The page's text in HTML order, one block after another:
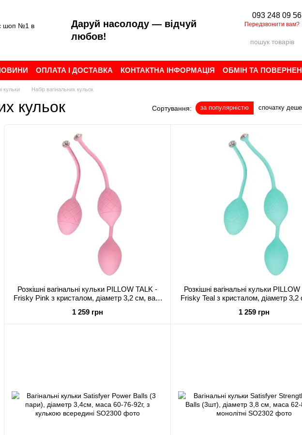
Даруй насолоду — відчуй
любов!
093 248 09 56
Передзвонити вам?
ОПЛАТА І ДОСТАВКА КОНТАКТНА ІНФОРМАЦІЯ
ОБМІН ТА
ОФЕРТА
УГОДА КОРИСТУВАЧА БРЕНДИ ВІДГУКИ ПРО МАГАЗИН
кульки Набір вагінальних кульок
кульок Сортування: за популярністю спочатку
Розкішні вагінальні кульки PILLOW TALK -
Frisky Pink з кристалом, діаметр 3,2 см, вага
1 259 грн
Розкішні вагінальні кульки
Frisky Teal з кристалом, діаметр 3,2
1 259 грн